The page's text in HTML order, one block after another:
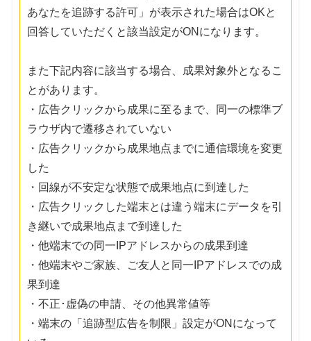
あなたを追跡する許可」が表示された場合はOKと
回答していただくと該当設定がONになります。
また下記内容に該当する場合、成果対象外となるこ
とがあります。
・広告クリックから成果に至るまで、同一の標準ブ
ラウザ内で遷移されていない
・広告クリックから成果地点までに通信環境を変更
した
・回線が不安定な状態で成果地点に到達した
・広告クリックした端末とは違う端末にデータを引
き継いで成果地点まで到達した
・他端末での同一IPアドレスからの成果到達
・他端末やご家族、ご友人と同一IPアドレスでの成
果到達
・不正･虚偽の申請、その他異常値等
・端末の「追跡型広告を制限」設定がONになって